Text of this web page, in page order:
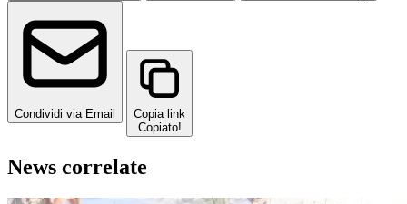
Condividi via Email
Copia link
Copiato!
News correlate